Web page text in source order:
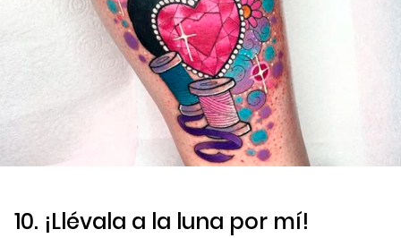
10. ¡Llévala a la luna por mí!